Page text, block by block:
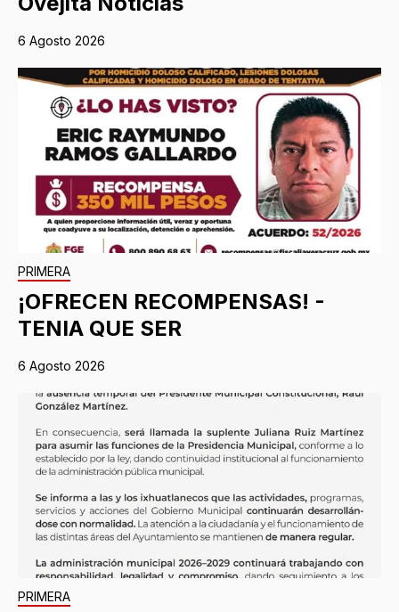
6 Agosto 2026
PRIMERA
¡OFRECEN RECOMPENSAS! -
TENIA QUE SER
6 Agosto 2026
PRIMERA